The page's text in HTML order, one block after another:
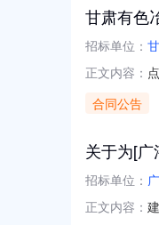
甘肃有色
招标单位：
正文内容：
合同公告
关于为[
招标单位：
正文内容：